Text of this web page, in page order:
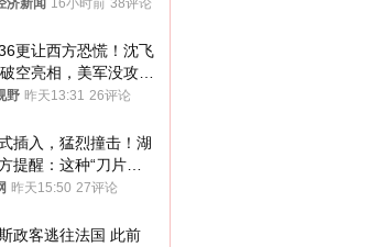
济新闻 16小时前 38评论
更让西方恐慌！沈飞
空亮相，美军没攻克
被拿下
野 昨天13:31 26评论
插入，猛烈撞击！湖
提醒：这种“刀片超
太危险了
昨天15:50 27评论
政客逃往法国 此前